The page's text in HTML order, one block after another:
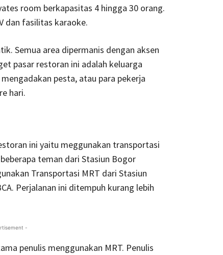
room berkapasitas 4 hingga 30 orang.
dan fasilitas karaoke.
Semua area dipermanis dengan aksen
pasar restoran ini adalah keluarga
pesta, atau para pekerja
hari.
ini yaitu meggunakan transportasi
teman dari Stasiun Bogor
Transportasi MRT dari Stasiun
Perjalanan ini ditempuh kurang lebih
-
penulis menggunakan MRT. Penulis